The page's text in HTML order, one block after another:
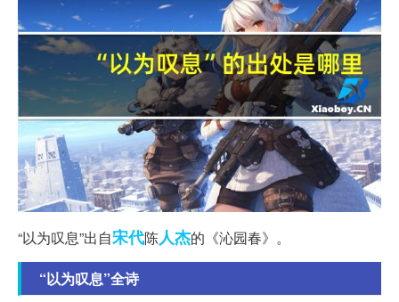
“以为叹息”出自宋代陈人杰的《沁园春》。
“以为叹息”全诗